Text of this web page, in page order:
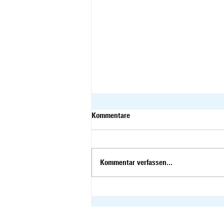
gemeinsam mit Benjamin
Kommentare
Kommentar verfassen...